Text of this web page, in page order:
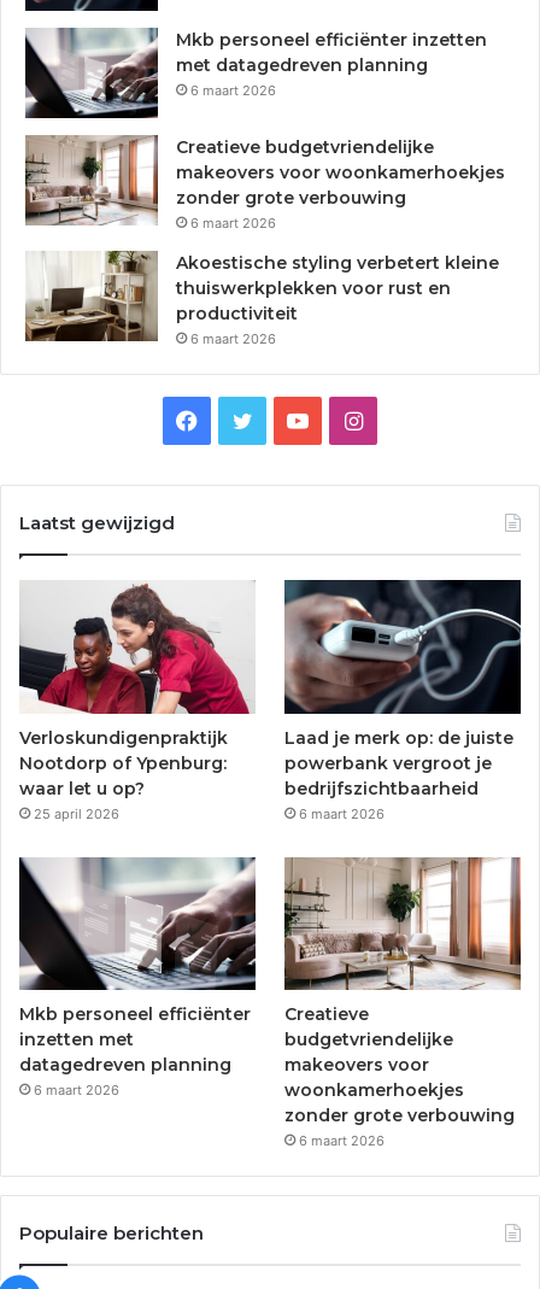
Mkb personeel efficiënter inzetten
met datagedreven planning
6 maart 2026
Creatieve budgetvriendelijke
makeovers voor woonkamerhoekjes
zonder grote verbouwing
6 maart 2026
Akoestische styling verbetert kleine
thuiswerkplekken voor rust en
productiviteit
6 maart 2026
o
o
k
r
u
b
e
I
a
g
r
a
m
Laatst gewijzigd
Verloskundigenpraktijk
Nootdorp of Ypenburg:
waar let u op?
25 april 2026
Laad je merk op: de juiste
powerbank vergroot je
bedrijfszichtbaarheid
6 maart 2026
Mkb personeel efficiënter
inzetten met
datagedreven planning
6 maart 2026
Creatieve
budgetvriendelijke
makeovers voor
woonkamerhoekjes
zonder grote verbouwing
6 maart 2026
Populaire berichten